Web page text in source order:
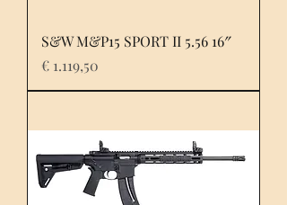
S&W M&P15 SPORT II 5.56 16″
Prijs
€ 1.119,50